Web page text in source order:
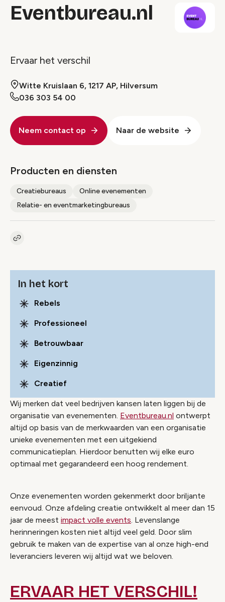
Eventbureau.nl
Ervaar het verschil
Witte Kruislaan 6, 1217 AP, Hilversum
036 303 54 00
Neem contact op Naar de website
Producten en diensten
Creatiebureaus
Online evenementen
Relatie- en eventmarketingbureaus
Kopieer link naar pagina
In het kort
Rebels
Professioneel
Betrouwbaar
Eigenzinnig
Creatief
Wij merken dat veel bedrijven kansen laten liggen bij de
organisatie van evenementen. Eventbureau.nl ontwerpt
altijd op basis van de merkwaarden van een organisatie
unieke evenementen met een uitgekiend
communicatieplan. Hierdoor benutten wij elke euro
optimaal met gegarandeerd een hoog rendement.
Onze evenementen worden gekenmerkt door briljante
eenvoud. Onze afdeling creatie ontwikkelt al meer dan 15
jaar de meest impact volle events . Levenslange
herinneringen kosten niet altijd veel geld. Door slim
gebruik te maken van de expertise van al onze high-end
leveranciers leveren wij altijd wat we beloven.
ERVAAR HET VERSCHIL!